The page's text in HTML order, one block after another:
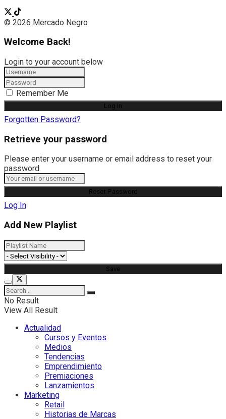
© 2026 Mercado Negro
Welcome Back!
Login to your account below
Remember Me
Forgotten Password?
Retrieve your password
Please enter your username or email address to reset your
password.
Log In
Add New Playlist
No Result
View All Result
Actualidad
Cursos y Eventos
Medios
Tendencias
Emprendimiento
Premiaciones
Lanzamientos
Marketing
Retail
Historias de Marcas